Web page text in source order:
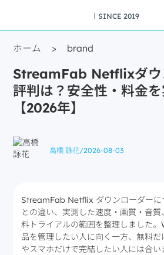
丨SINCE 2019
ホーム > brand
StreamFab Netflixダウ
評判は？安全性・料金
【2026年】
高橋 詠花/2026-08-03
StreamFab Netflix ダウンローダーに
との違い、実測した速度・画質・音
料トライアルの範囲を整理しました
品を管理したい人に向く一方、無料
やスマホだけで完結したい人には合